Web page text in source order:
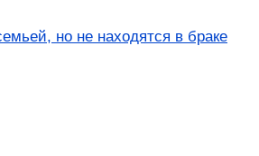
но не находятся в браке